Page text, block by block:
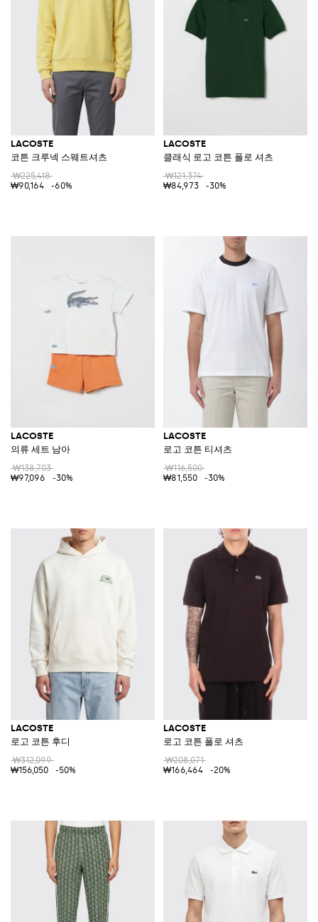
LACOSTE
코튼 크루넥 스웨트셔츠
₩225,418
₩90,164
-60%
LACOSTE
클래식 로고 코튼 폴로 셔츠
₩121,374
₩84,973
-30%
LACOSTE
의류 세트 남아
₩138,703
₩97,096
-30%
LACOSTE
로고 코튼 티셔츠
₩116,500
₩81,550
-30%
LACOSTE
로고 코튼 후디
₩312,099
₩156,050
-50%
LACOSTE
로고 코튼 폴로 셔츠
₩208,071
₩166,464
-20%